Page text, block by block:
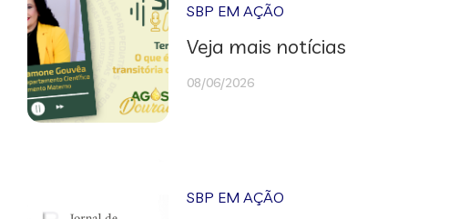
SBP EM AÇÃO
Veja mais notícias
08/06/2026
SBP EM AÇÃO